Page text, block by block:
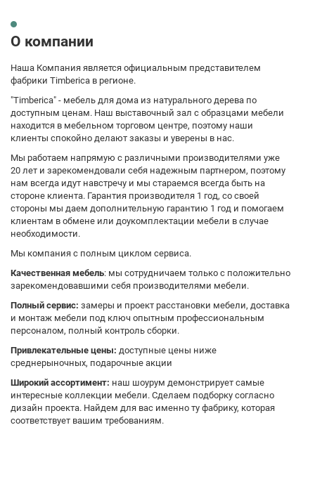
О компании
Наша Компания является официальным представителем
фабрики Timberica в регионе.
"Timberica" - мебель для дома из натурального дерева по
доступным ценам. Наш выставочный зал с образцами мебели
находится в мебельном торговом центре, поэтому наши
клиенты спокойно делают заказы и уверены в нас.
Мы работаем напрямую с различными производителями уже
20 лет и зарекомендовали себя надежным партнером, поэтому
нам всегда идут навстречу и мы стараемся всегда быть на
стороне клиента. Гарантия производителя 1 год, со своей
стороны мы даем дополнительную гарантию 1 год и помогаем
клиентам в обмене или доукомплектации мебели в случае
необходимости.
Мы компания с полным циклом сервиса.
Качественная мебель: мы сотрудничаем только с положительно
зарекомендовавшими себя производителями мебели.
Полный сервис: замеры и проект расстановки мебели, доставка
и монтаж мебели под ключ опытным профессиональным
персоналом, полный контроль сборки.
Привлекательные цены: доступные цены ниже
среднерыночных, подарочные акции
Широкий ассортимент: наш шоурум демонстрирует самые
интересные коллекции мебели. Сделаем подборку согласно
дизайн проекта. Найдем для вас именно ту фабрику, которая
соответствует вашим требованиям.